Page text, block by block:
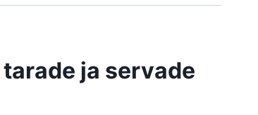
ja servade